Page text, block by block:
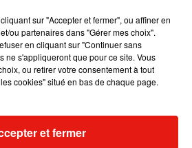
2026
et Amélie Lens dévoilent leur
tant attendue
sur "Accepter et fermer", ou affiner en
ou partenaires dans "Gérer mes choix".
en cliquant sur "Continuer sans
ne s'appliqueront que pour ce site. Vous
ou retirer votre consentement à tout
cookies" situé en bas de chaque page.
et fermer